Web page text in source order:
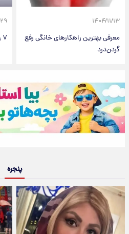
۱۴۰۴/۱۱/۱۳
معرفی بهترین راهکار‌های خانگی رفع
گردن‌درد
۷ روش درمان خانگی درد گردن
پنجره